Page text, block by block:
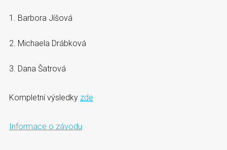
1. Barbora Jíšová
2. Michaela Drábková
3. Dana Šatrová
Kompletní výsledky zde
Informace o závodu